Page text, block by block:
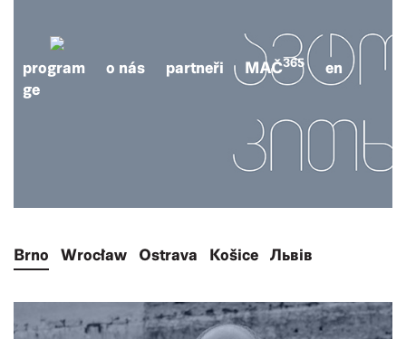
program o nás partneři MAČ365
en
ge
Brno Wrocław Ostrava Košice Львів